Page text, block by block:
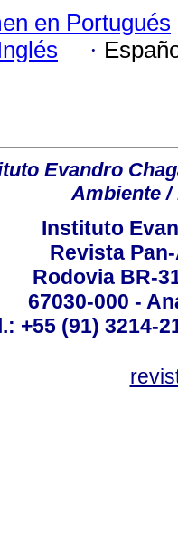
en Portugués
·
Evandro
Ambiente /
Instituto
Revista
Rodovia BR-
67030-000 -
+55 (91) 3214-